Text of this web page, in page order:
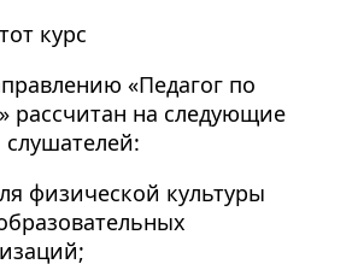
курс
«Педагог по
рассчитан на следующие
слушателей:
физической культуры